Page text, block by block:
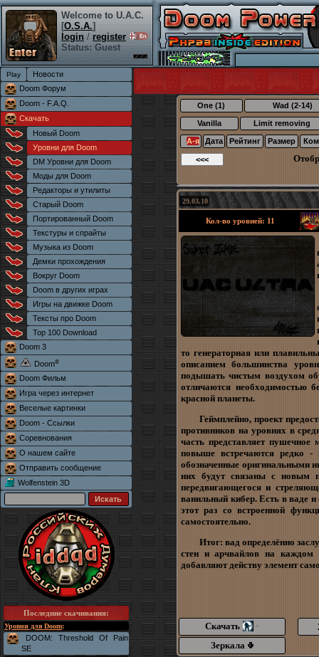
Welcome to U.A.C.
[O.S.A.]
login / register
Status: Guest
Новости
Doom Форум
Doom - F.A.Q.
Скачать
Новый Doom
Уровни для Doom
DM Уровни для Doom
Моды для Doom
Редакторы и утилиты
Старый Doom
Портированный Doom
Текстуры и спрайты
Музыка из Doom
Демки прохождения
Вокруг Doom
Doom в других играх
Игры на движке Doom
Тексты про Doom
Top 100 Download
Doom 3
Doom®
Doom Фильм
Игра через интернет
Веселые картинки
Doom - Ссылки
Соревнования
О нашем сайте
Отправить сообщение
Wolfenstein 3D
Последние скачивания:
Уровни для Doom:
DOOM: Threshold Of Pain
SE
One (1) Wad (2-14)
Vanilla Limit removing
А-я Дата Рейтинг Размер
29.03.10
Кол-во уровней: 11
то генераторная или
описанием большинства
подышать чистым воздухом
отличаются необходимостью
красной планеты.
Геймплейно, проект
противников на уровнях в
часть представляет
повыше встречаются редко -
обозначенные оригинальными
них будут связаны с новым
передвигающегося и
ванильный кибер. Есть в ваде
этот раз со встроенной
самостоятельно.
Итог: вад определённо
стен и арчвайлов на каждом
добавляют действу элемент
Скачать *
Зеркала